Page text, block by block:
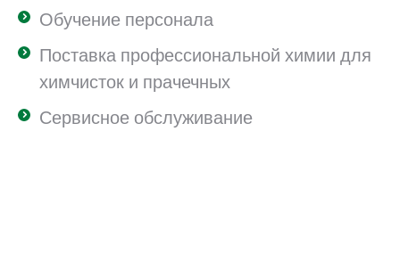
Обучение персонала
Поставка профессиональной химии для
химчисток и прачечных
Сервисное обслуживание